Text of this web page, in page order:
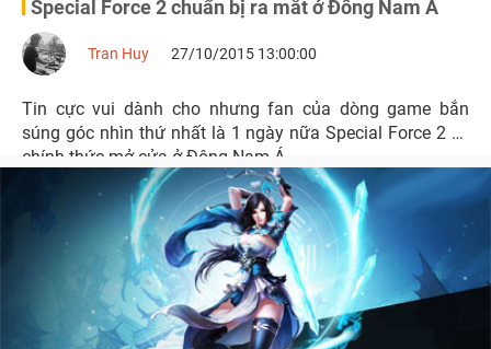
Special Force 2 chuẩn bị ra mắt ở Đông Nam Á
Tran Huy 27/10/2015 13:00:00
Tin cực vui dành cho nhưng fan của dòng game bắn
súng góc nhìn thứ nhất là 1 ngày nữa Special Force 2 sẽ
chính thức mở cửa ở Đông Nam Á.